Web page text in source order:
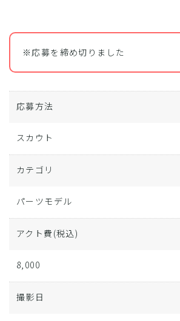
※応募を締め切りました
応募方法
スカウト
カテゴリ
パーツモデル
アクト費 (税込)
8,000
撮影日